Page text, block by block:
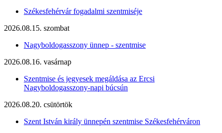
Székesfehérvár fogadalmi szentmiséje
2026.08.15. szombat
Nagyboldogasszony ünnep - szentmise
2026.08.16. vasárnap
Szentmise és jegyesek megáldása az Ercsi
Nagyboldogasszony-napi búcsún
2026.08.20. csütörtök
Szent István király ünnepén szentmise Székesfehérváron